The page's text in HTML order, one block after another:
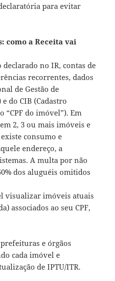
para evitar
como a Receita vai
declarado no IR, contas de
recorrentes, dados
de Gestão de
do CIB (Cadastro
do imóvel”). Em
2, 3 ou mais imóveis e
consumo e
endereço, a
A multa por não
dos aluguéis omitidos
visualizar imóveis atuais
associados ao seu CPF,
e órgãos
cada imóvel e
de IPTU/ITR.